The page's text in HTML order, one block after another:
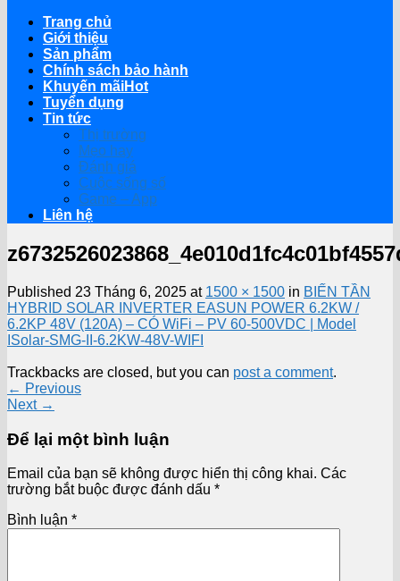
Trang chủ
Giới thiệu
Sản phẩm
Chính sách bảo hành
Khuyến mãi
Tuyển dụng
Tin tức
Thị trường
Mẹo hay
Đánh giá
Cuộc sống số
Game – App
Liên hệ
Published 23 Tháng 6, 2025 at 1500 × 1500 in BIẾN TẦN
HYBRID SOLAR INVERTER EASUN POWER 6.2KW /
6.2KP 48V (120A) – CÓ WiFi – PV 60-500VDC | Model
ISolar-SMG-II-6.2KW-48V-WIFI
Trackbacks are closed, but you can post a comment.
← Previous
Next →
Để lại một bình luận
Email của bạn sẽ không được hiển thị công khai. Các
trường bắt buộc được đánh dấu *
Bình luận *